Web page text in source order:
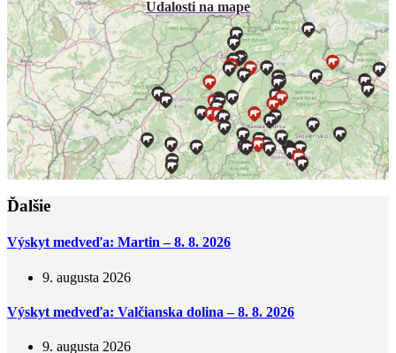
Udalosti na mape
Ďalšie
Výskyt medveďa: Martin – 8. 8. 2026
9. augusta 2026
Výskyt medveďa: Valčianska dolina – 8. 8. 2026
9. augusta 2026